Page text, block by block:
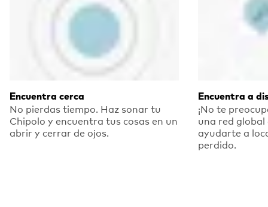
Encuentra cerca
No pierdas tiempo. Haz sonar tu
Chipolo y encuentra tus cosas en un
abrir y cerrar de ojos.
Encuentra a
¡No te
una red
ayudarte a
perdido.